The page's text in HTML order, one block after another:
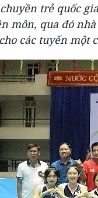
trẻ quốc
môn, qua đó
các tuyến một